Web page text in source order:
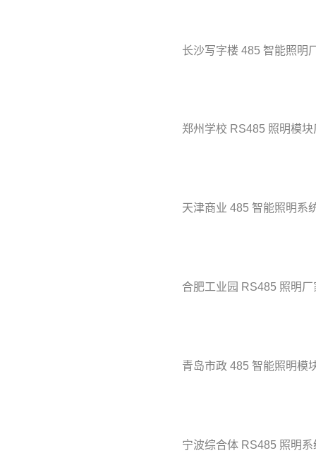
长沙写字楼 485 智能照明
郑州学校 RS485 照明模块
天津商业 485 智能照明系
合肥工业园 RS485 照明厂
青岛市政 485 智能照明模
宁波综合体 RS485 照明系